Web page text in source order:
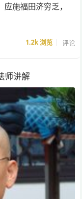
福田济穷乏，
1.2k浏览 评论
师讲解